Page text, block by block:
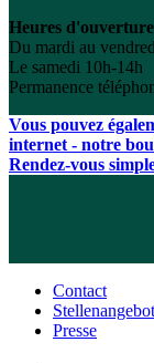
Heures d'ouverture
Du mardi au
Le samedi 10h-14h
Permanence
Vous pouvez
internet - notre
Rendez-vous
Contact
Presse